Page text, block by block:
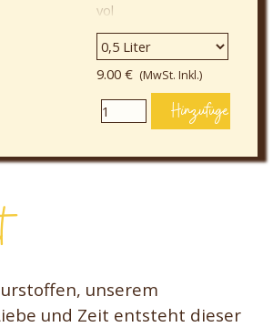
vol
9.00 € (MwSt. Inkl.)
Hinzufügen
unserem
und Zeit entsteht dieser